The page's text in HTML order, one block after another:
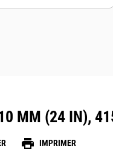
MM (24 IN),
print IMPRIMER